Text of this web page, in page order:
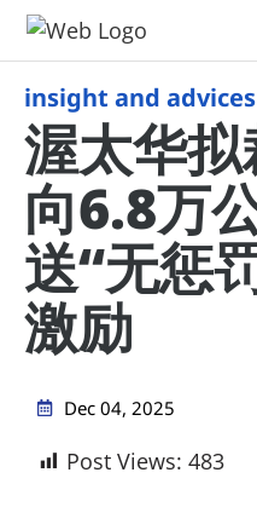
insight and advices
渥太华拟
向6.8万
送“无惩
激励
Dec 04, 2025
Post Views: 483